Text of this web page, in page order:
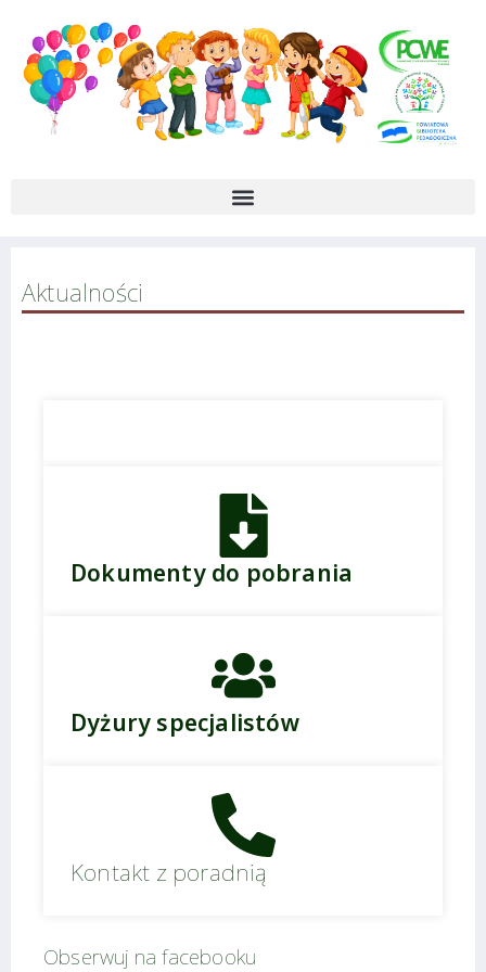
Aktualności
Dokumenty do pobrania
Dyżury specjalistów
Kontakt z poradnią
Obserwuj na facebooku